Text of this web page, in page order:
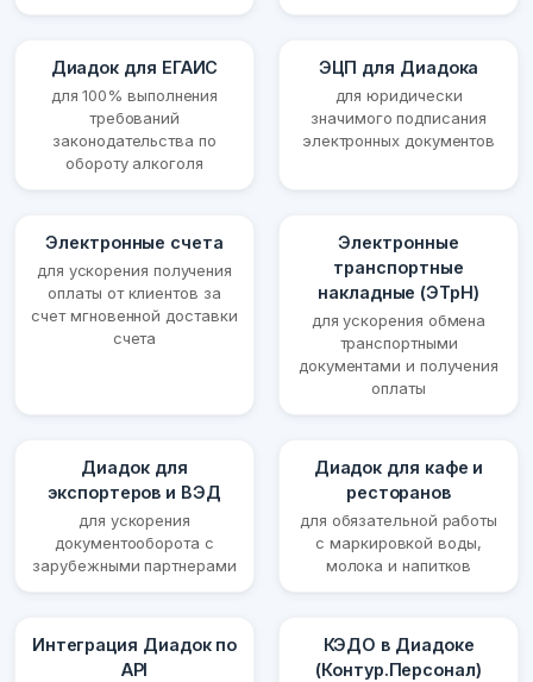
Диадок для ЕГАИС
для 100% выполнения
требований
законодательства по
обороту алкоголя
ЭЦП для Диадока
для юридически
значимого подписания
электронных документов
Электронные счета
для ускорения получения
оплаты от клиентов за
счет мгновенной доставки
счета
Электронные
транспортные
накладные (ЭТрН)
для ускорения обмена
транспортными
документами и получения
оплаты
Диадок для
экспортеров и ВЭД
для ускорения
документооборота с
зарубежными партнерами
Диадок для кафе и
ресторанов
для обязательной работы
с маркировкой воды,
молока и напитков
Интеграция Диадок по
API
КЭДО в Диадоке
(Контур.Персонал)